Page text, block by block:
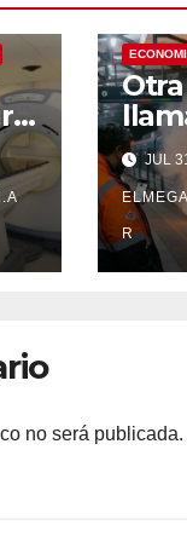
con
JUL
R
no será publicada.